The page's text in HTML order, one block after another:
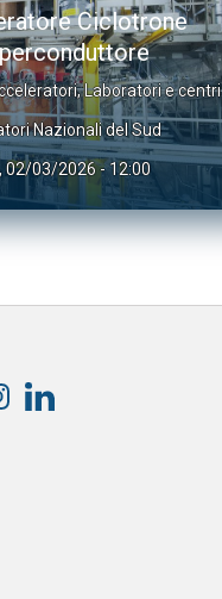
Ciclotrone
,Laboratori e centri
Nazionali del Sud
02/03/2026 - 12:00